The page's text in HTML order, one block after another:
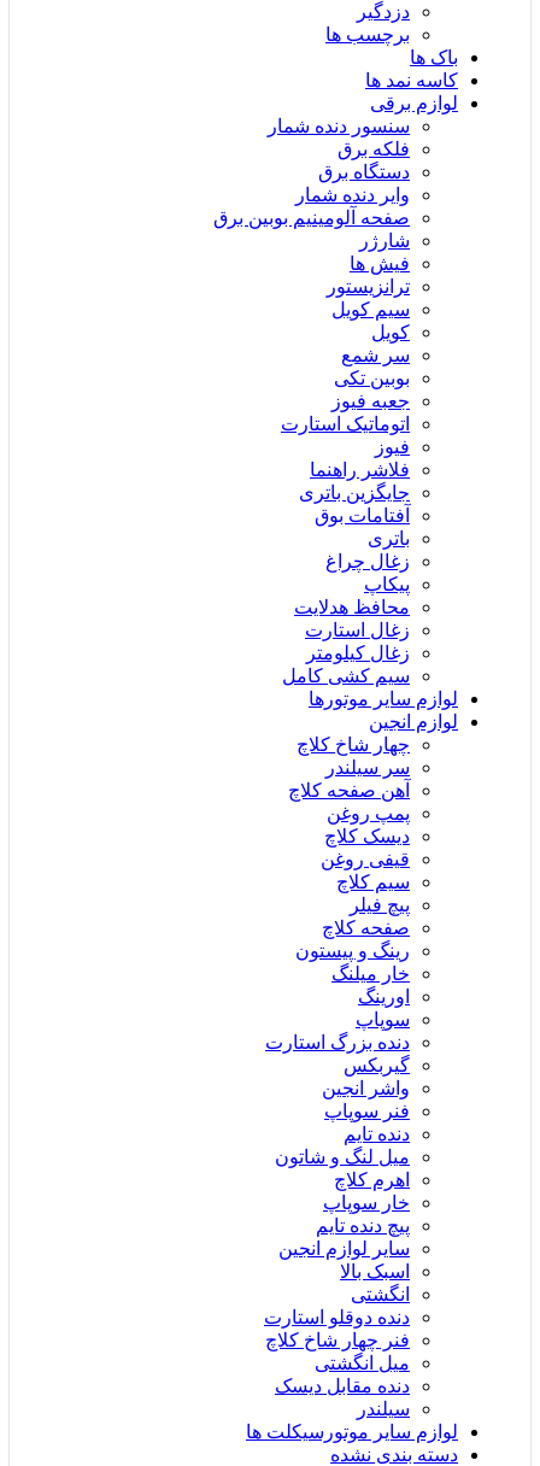
دزدگیر
برچسب ها
باک ها
کاسه نمد ها
لوازم برقی
سنسور دنده شمار
فلکه برق
دستگاه برق
وایر دنده شمار
صفحه آلومینیم بوبین برق
شارژر
فیش ها
ترانزیستور
سیم کویل
کویل
سر شمع
بوبین تکی
جعبه فیوز
اتوماتیک استارت
فیوز
فلاشر راهنما
جایگزین باتری
آفتامات بوق
باتری
زغال چراغ
پیکاپ
محافظ هدلایت
زغال استارت
زغال کیلومتر
سیم کشی کامل
لوازم سایر موتورها
لوازم انجین
چهار شاخ کلاچ
سر سیلندر
آهن صفحه کلاچ
پمپ روغن
دیسک کلاچ
قیفی روغن
سیم کلاچ
پیچ فیلر
صفحه کلاچ
رینگ و پیستون
خار میلنگ
اورینگ
سوپاپ
دنده بزرگ استارت
گیربکس
واشر انجین
فنر سوپاپ
دنده تایم
میل لنگ و شاتون
اهرم کلاچ
خار سوپاپ
پیچ دنده تایم
سایر لوازم انجین
اسبک بالا
انگشتی
دنده دوقلو استارت
فنر چهار شاخ کلاچ
میل انگشتی
دنده مقابل دیسک
سیلندر
لوازم سایر موتورسیکلت ها
دسته بندی نشده